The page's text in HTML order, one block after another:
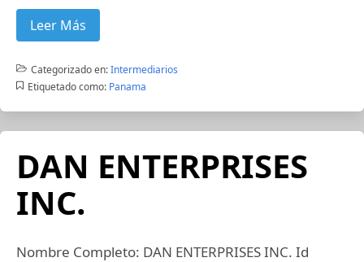
Leer Más
Categorizado en:Intermediarios
Etiquetado como: Panama
DAN ENTERPRISES
INC.
Nombre Completo: DAN ENTERPRISES INC. Id